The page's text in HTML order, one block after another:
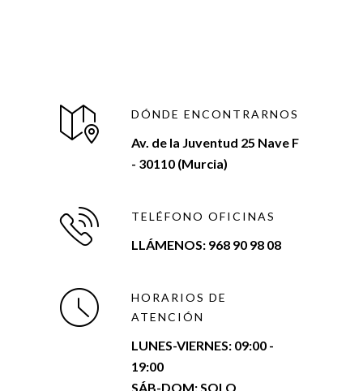
DÓNDE ENCONTRARNOS
Av. de la Juventud 25 Nave F
- 30110 (Murcia)
TELÉFONO OFICINAS
LLÁMENOS: 968 90 98 08
HORARIOS DE
ATENCIÓN
LUNES-VIERNES: 09:00 -
19:00
SÁB-DOM: SOLO